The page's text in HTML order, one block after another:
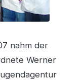
nahm der
Werner